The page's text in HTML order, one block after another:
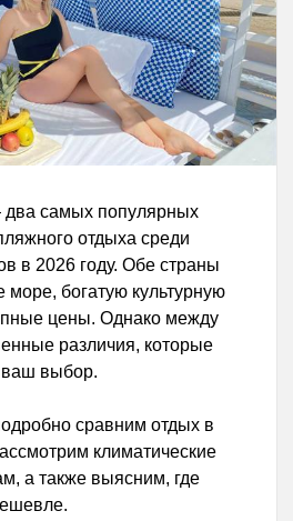
два самых популярных
отдыха среди
в 2026 году. Обе страны
море, богатую культурную
цены. Однако между
различия, которые
ваш выбор.
сравним отдых в
климатические
а также выясним, где